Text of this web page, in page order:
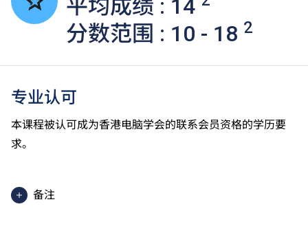
平均成绩 : 14
分数范围 : 10 - 18 2
专业认可
本课程被认可成为香港电脑学会的联系会员资格的学历要
求。
备注